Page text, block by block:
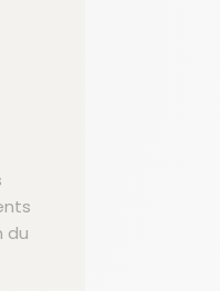
les réglementations.
du